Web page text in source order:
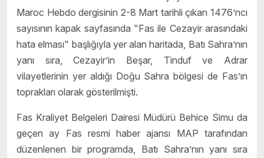
Maroc Hebdo dergisinin 2-8 Mart tarihli çıkan 1476’ncı
sayısının kapak sayfasında "Fas ile Cezayir arasındaki
hata elması" başlığıyla yer alan haritada, Batı Sahra’nın
yanı sıra, Cezayir’in Beşar, Tinduf ve Adrar
vilayetlerinin yer aldığı Doğu Sahra bölgesi de Fas’ın
toprakları olarak gösterilmişti.
Fas Kraliyet Belgeleri Dairesi Müdürü Behice Simu da
geçen ay Fas resmi haber ajansı MAP tarafından
düzenlenen bir programda, Batı Sahra’nın yanı sıra